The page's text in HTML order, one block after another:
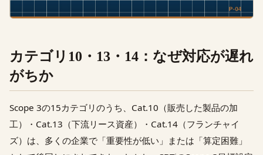
カテゴリ10・13・14：なぜ対応が遅れ
がちか
Scope 3の15カテゴリのうち、Cat.10（販売した製品の加
工）・Cat.13（下流リース資産）・Cat.14（フランチャイ
ズ）は、多くの企業で「重要性が低い」または「算定困難」